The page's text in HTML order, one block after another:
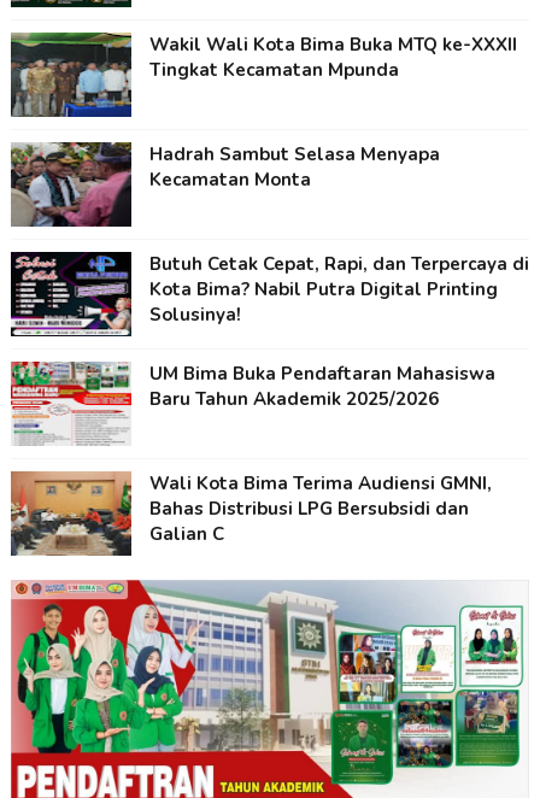
Wakil Wali Kota Bima Buka MTQ ke-XXXII
Tingkat Kecamatan Mpunda
Hadrah Sambut Selasa Menyapa
Kecamatan Monta
Butuh Cetak Cepat, Rapi, dan Terpercaya di
Kota Bima? Nabil Putra Digital Printing
Solusinya!
UM Bima Buka Pendaftaran Mahasiswa
Baru Tahun Akademik 2025/2026
Wali Kota Bima Terima Audiensi GMNI,
Bahas Distribusi LPG Bersubsidi dan
Galian C